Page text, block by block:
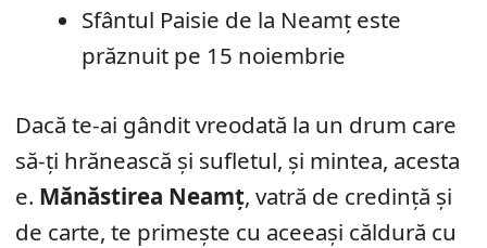
Sfântul Paisie de la Neamț este
prăznuit pe 15 noiembrie
Dacă te-ai gândit vreodată la un drum care
să-ți hrănească și sufletul, și mintea, acesta
e. Mănăstirea Neamț, vatră de credință și
de carte, te primește cu aceeași căldură cu